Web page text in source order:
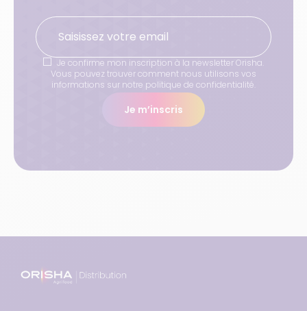
Je confirme mon inscription à la newsletter Orisha.
Vous pouvez trouver comment nous utilisons vos
informations sur notre politique de confidentialité.
Je m’inscris